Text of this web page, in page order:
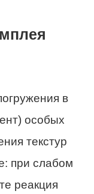
в
особых
текстур
при слабом
реакция